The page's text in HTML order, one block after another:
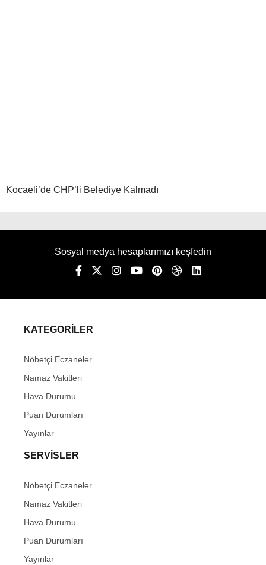
Kocaeli’de CHP’li Belediye Kalmadı
Sosyal medya hesaplarımızı keşfedin
KATEGORİLER
Nöbetçi Eczaneler
Namaz Vakitleri
Hava Durumu
Puan Durumları
Yayınlar
SERVİSLER
Nöbetçi Eczaneler
Namaz Vakitleri
Hava Durumu
Puan Durumları
Yayınlar